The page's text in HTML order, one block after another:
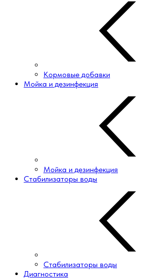
Кормовые добавки
Мойка и дезинфекция
Мойка и дезинфекция
Стабилизаторы воды
Стабилизаторы воды
Диагностика